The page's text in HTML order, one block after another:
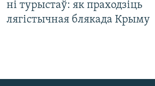
ні турыстаў: як праходзіць
лягістычная блякада Крыму